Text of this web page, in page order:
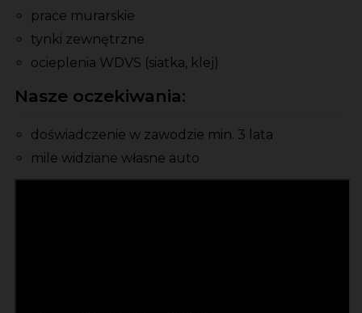
prace murarskie
tynki zewnętrzne
ocieplenia WDVS (siatka, klej)
Nasze oczekiwania:
doświadczenie w zawodzie min. 3 lata
mile widziane własne auto